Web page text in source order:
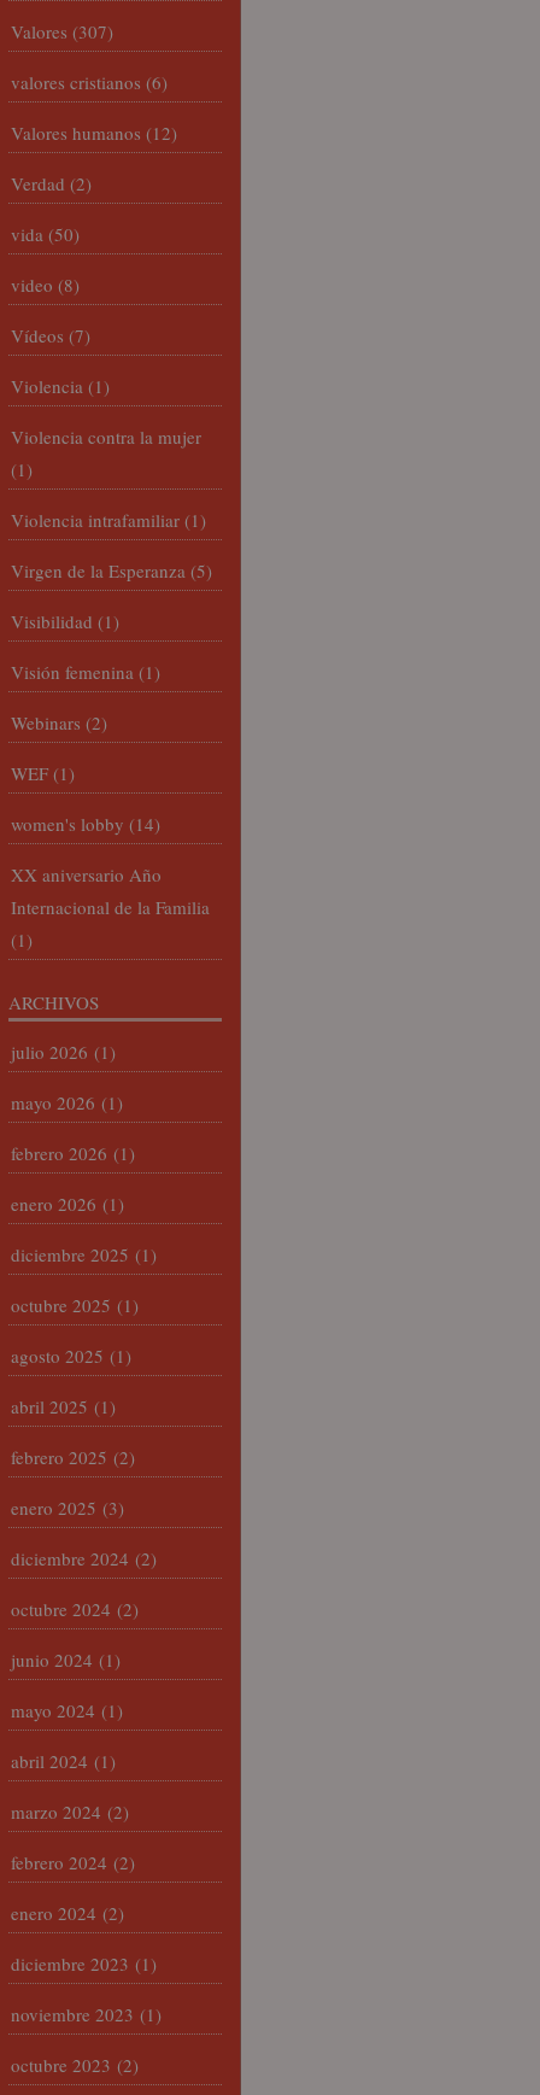
Valores (307)
valores cristianos (6)
Valores humanos (12)
Verdad (2)
vida (50)
video (8)
Vídeos (7)
Violencia (1)
Violencia contra la mujer
(1)
Violencia intrafamiliar (1)
Virgen de la Esperanza (5)
Visibilidad (1)
Visión femenina (1)
Webinars (2)
WEF (1)
women's lobby (14)
XX aniversario Año
Internacional de la Familia
(1)
ARCHIVOS
julio 2026 (1)
mayo 2026 (1)
febrero 2026 (1)
enero 2026 (1)
diciembre 2025 (1)
octubre 2025 (1)
agosto 2025 (1)
abril 2025 (1)
febrero 2025 (2)
enero 2025 (3)
diciembre 2024 (2)
octubre 2024 (2)
junio 2024 (1)
mayo 2024 (1)
abril 2024 (1)
marzo 2024 (2)
febrero 2024 (2)
enero 2024 (2)
diciembre 2023 (1)
noviembre 2023 (1)
octubre 2023 (2)